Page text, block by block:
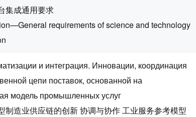
集成通用要求
requirements of science and technology
и интеграция. Инновации, координация
цепи поставок, основанной на
модель промышленных услуг
制造业供应链的创新 协调与协作 工业服务参考模型